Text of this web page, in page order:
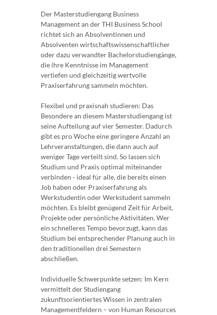
Der Masterstudiengang Business
Management an der THI Business School
richtet sich an Absolventinnen und
Absolventen wirtschaftswissenschaftlicher
oder dazu verwandter Bachelorstudiengänge,
die ihre Kenntnisse im Management
vertiefen und gleichzeitig wertvolle
Praxiserfahrung sammeln möchten.
Flexibel und praxisnah studieren: Das
Besondere an diesem Masterstudiengang ist
seine Aufteilung auf vier Semester. Dadurch
gibt es pro Woche eine geringere Anzahl an
Lehrveranstaltungen, die dann auch auf
weniger Tage verteilt sind. So lassen sich
Studium und Praxis optimal miteinander
verbinden - ideal für alle, die bereits einen
Job haben oder Praxiserfahrung als
Werkstudentin oder Werkstudent sammeln
möchten. Es bleibt genügend Zeit für Arbeit,
Projekte oder persönliche Aktivitäten. Wer
ein schnelleres Tempo bevorzugt, kann das
Studium bei entsprechender Planung auch in
den traditionellen drei Semestern
abschließen.
Individuelle Schwerpunkte setzen: Im Kern
vermittelt der Studiengang
zukunftsorientiertes Wissen in zentralen
Managementfeldern – von Human Resources